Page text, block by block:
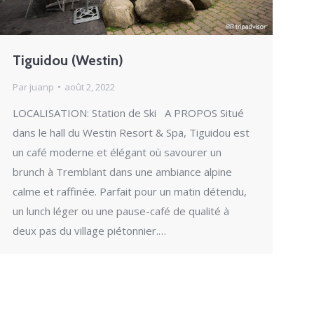
Tiguidou (Westin)
Par juanp août 2, 2022
LOCALISATION: Station de Ski A PROPOS Situé
dans le hall du Westin Resort & Spa, Tiguidou est
un café moderne et élégant où savourer un
brunch à Tremblant dans une ambiance alpine
calme et raffinée. Parfait pour un matin détendu,
un lunch léger ou une pause-café de qualité à
deux pas du village piétonnier.…